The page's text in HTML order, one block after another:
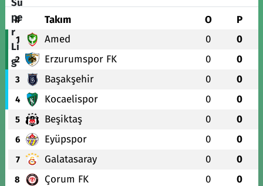
# Takım O P
1 Amed 0 0
2 Erzurumspor FK 0 0
3 Başakşehir 0 0
4 Kocaelispor 0 0
5 Beşiktaş 0 0
6 Eyüpspor 0 0
7 Galatasaray 0 0
8 Çorum FK 0 0